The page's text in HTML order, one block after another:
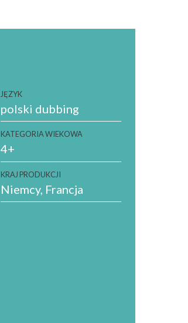
JĘZYK
polski dubbing
KATEGORIA WIEKOWA
4+
KRAJ PRODUKCJI
Niemcy Francja